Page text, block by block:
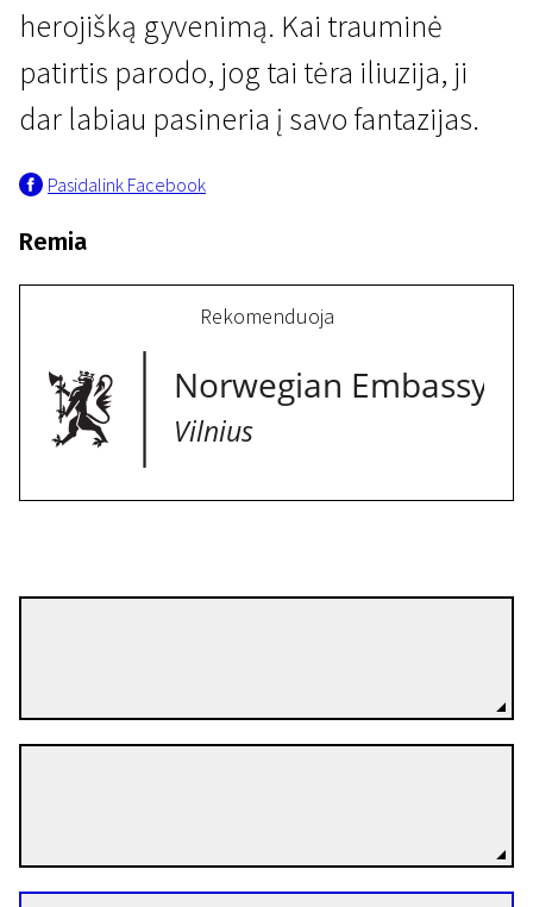
Programa II
Informacijos dangus
herojišką gyvenimą. Kai trauminė
patirtis parodo, jog tai tėra iliuzija, ji
dar labiau pasineria į savo fantazijas.
Pasidalink Facebook
Remia
Rekomenduoja